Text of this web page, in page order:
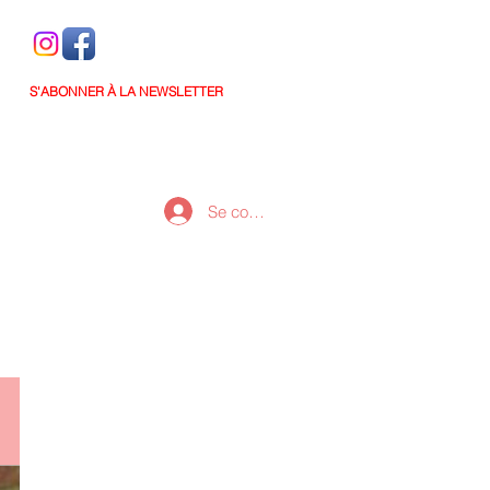
S'ABONNER À LA NEWSLETTER
Se connecter